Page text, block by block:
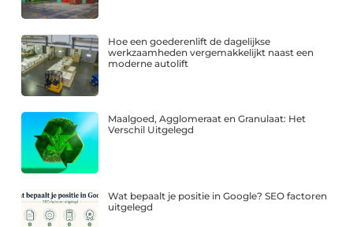
Hoe een goederenlift de dagelijkse
werkzaamheden vergemakkelijkt naast een
moderne autolift
Maalgoed, Agglomeraat en Granulaat: Het
Verschil Uitgelegd
Wat bepaalt je positie in Google? SEO factoren
uitgelegd